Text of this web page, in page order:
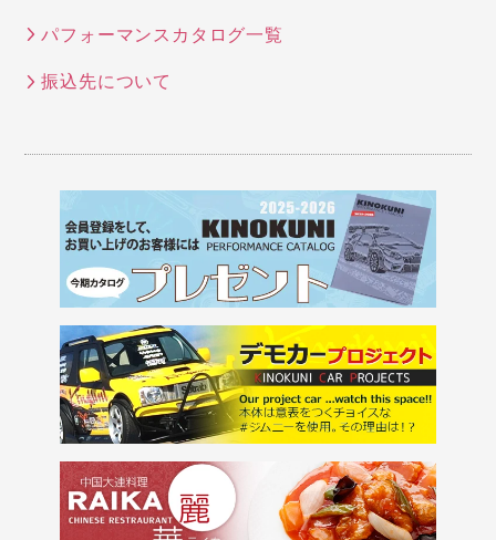
パフォーマンスカタログ一覧
振込先について